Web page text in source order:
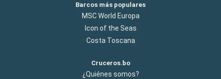
Barcos más populares
MSC World Europa
Icon of the Seas
Costa Toscana
Cruceros.bo
¿Quiénes somos?